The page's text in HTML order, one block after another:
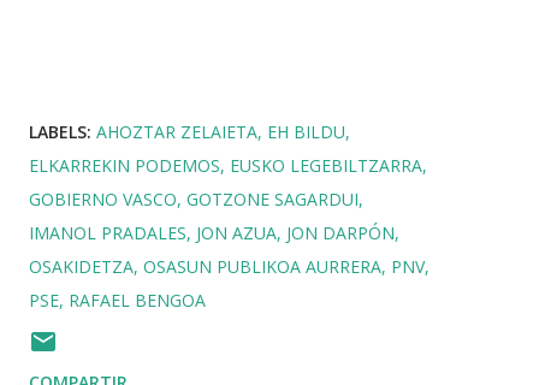
LABELS: AHOZTAR ZELAIETA EH BILDU
ELKARREKIN PODEMOS EUSKO LEGEBILTZARRA
GOBIERNO VASCO GOTZONE SAGARDUI
IMANOL PRADALES JON AZUA JON DARPÓN
OSAKIDETZA OSASUN PUBLIKOA AURRERA PNV
PSE RAFAEL BENGOA